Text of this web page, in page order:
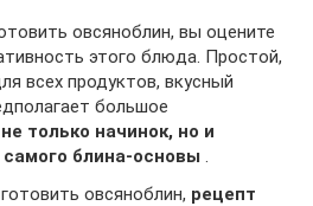
овсяноблин, вы оцените
этого блюда. Простой,
всех продуктов, вкусный
большое
только начинок, но и
блина-основы .
овсяноблин, рецепт